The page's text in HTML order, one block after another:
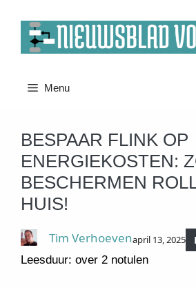
naar
Menu
BESPAAR FLINK OP
ENERGIEKOSTEN:
BESCHERMEN
HUIS!
Tim Verhoevenapril 13, 2025
Leesduur: over 2 notulen